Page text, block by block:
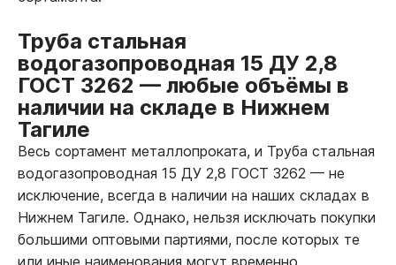
Труба стальная
водогазопроводная 15 ДУ 2,8
ГОСТ 3262 — любые объёмы в
наличии на складе в Нижнем
Тагиле
Весь сортамент металлопроката, и Труба стальная
водогазопроводная 15 ДУ 2,8 ГОСТ 3262 — не
исключение, всегда в наличии на наших складах в
Нижнем Тагиле. Однако, нельзя исключать покупки
большими оптовыми партиями, после которых те
или иные наименования могут временно